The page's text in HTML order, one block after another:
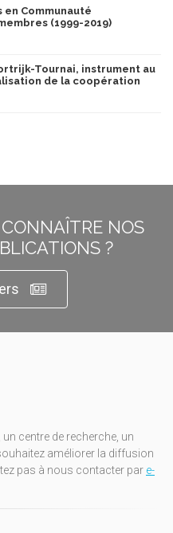
Communauté
(1999-2019)
Tournai, instrument au
de la coopération
NOS
?
centre de recherche, un
améliorer la diffusion
pas à nous contacter par e-